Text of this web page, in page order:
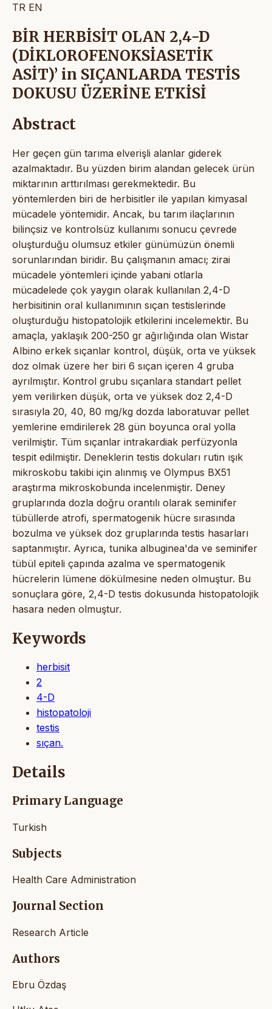
TR EN
BİR HERBİSİT OLAN 2,4-D
(DİKLOROFENOKSİASETİK
ASİT)’ in SIÇANLARDA TESTİS
DOKUSU ÜZERİNE ETKİSİ
Abstract
Her geçen gün tarıma elverişli alanlar giderek
azalmaktadır. Bu yüzden birim alandan gelecek ürün
miktarının arttırılması gerekmektedir. Bu
yöntemlerden biri de herbisitler ile yapılan kimyasal
mücadele yöntemidir. Ancak, bu tarım ilaçlarının
bilinçsiz ve kontrolsüz kullanımı sonucu çevrede
oluşturduğu olumsuz etkiler günümüzün önemli
sorunlarından biridir. Bu çalışmanın amacı; zirai
mücadele yöntemleri içinde yabani otlarla
mücadelede çok yaygın olarak kullanılan 2,4-D
herbisitinin oral kullanımının sıçan testislerinde
oluşturduğu histopatolojik etkilerini incelemektir. Bu
amaçla, yaklaşık 200-250 gr ağırlığında olan Wistar
Albino erkek sıçanlar kontrol, düşük, orta ve yüksek
doz olmak üzere her biri 6 sıçan içeren 4 gruba
ayrılmıştır. Kontrol grubu sıçanlara standart pellet
yem verilirken düşük, orta ve yüksek doz 2,4-D
sırasıyla 20, 40, 80 mg/kg dozda laboratuvar pellet
yemlerine emdirilerek 28 gün boyunca oral yolla
verilmiştir. Tüm sıçanlar intrakardiak perfüzyonla
tespit edilmiştir. Deneklerin testis dokuları rutin ışık
mikroskobu takibi için alınmış ve Olympus BX51
araştırma mikroskobunda incelenmiştir. Deney
gruplarında dozla doğru orantılı olarak seminifer
tübüllerde atrofi, spermatogenik hücre sırasında
bozulma ve yüksek doz gruplarında testis hasarları
saptanmıştır. Ayrıca, tunika albuginea'da ve seminifer
tübül epiteli çapında azalma ve spermatogenik
hücrelerin lümene dökülmesine neden olmuştur. Bu
sonuçlara göre, 2,4-D testis dokusunda histopatolojik
hasara neden olmuştur.
Keywords
herbisit
2
4-D
histopatoloji
testis
sıçan.
Details
Primary Language
Turkish
Subjects
Health Care Administration
Journal Section
Research Article
Authors
Ebru Özdaş